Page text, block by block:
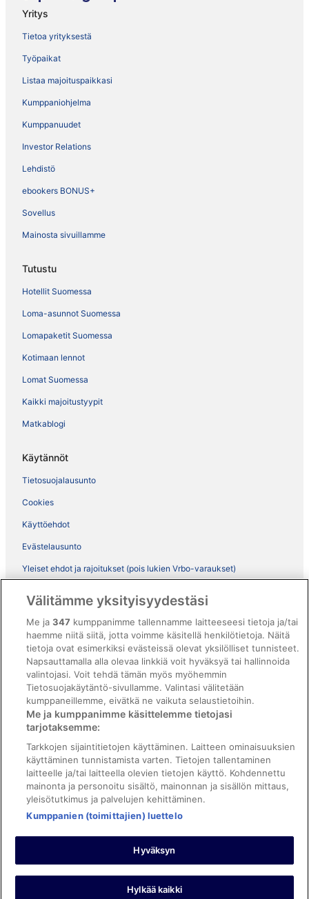
Yritys
Tietoa yrityksestä
Työpaikat
Listaa majoituspaikkasi
Kumppaniohjelma
Kumppanuudet
Investor Relations
Lehdistö
ebookers BONUS+
Sovellus
Mainosta sivuillamme
Tutustu
Hotellit Suomessa
Loma-asunnot Suomessa
Lomapaketit Suomessa
Kotimaan lennot
Lomat Suomessa
Kaikki majoitustyypit
Matkablogi
Käytännöt
Tietosuojalausunto
Cookies
Käyttöehdot
Evästelausunto
Yleiset ehdot ja rajoitukset (pois lukien Vrbo-varaukset)
ebookers BONUS+ -ohjelman ehdot
Oikeudelliset tiedot / ota meihin yhteyttä
Sisältövaatimukset ja ilmoituksen tekeminen sisällöstä
Tuki
Ota yhteyttä
Varauksen muuttaminen tai peruuttaminen
Varaa lento lentoyhtiön hyvityskupongeilla
Hyvityksen hakeminen ja aikarajat
©2026 Expedia, Inc., Expedia Groupin yritys. Kaikki oikeudet
pidätetään. ebookers ja ebookersin logo ovat Expedia, Inc.:n
tavaramerkkejä tai rekisteröityjä tavaramerkkejä.
Välitämme yksityisyydestäsi
Me ja347 kumppanimme tallennamme laitteeseesi tietoja ja/tai
haemme niitä siitä, jotta voimme käsitellä henkilötietoja. Näitä
tietoja ovat esimerkiksi evästeissä olevat yksilölliset tunnisteet.
Napsauttamalla alla olevaa linkkiä voit hyväksyä tai hallinnoida
valintojasi. Voit tehdä tämän myös myöhemmin
Tietosuojakäytäntö-sivullamme. Valintasi välitetään
kumppaneillemme, eivätkä ne vaikuta selaustietoihin.
Me ja kumppanimme käsittelemme tietojasi
tarjotaksemme:
Tarkkojen sijaintitietojen käyttäminen. Laitteen ominaisuuksien
käyttäminen tunnistamista varten. Tietojen tallentaminen
laitteelle ja/tai laitteella olevien tietojen käyttö. Kohdennettu
mainonta ja personoitu sisältö, mainonnan ja sisällön mittaus,
yleisötutkimus ja palvelujen kehittäminen.
Kumppanien (toimittajien) luettelo
Hyväksyn
Hylkää kaikki